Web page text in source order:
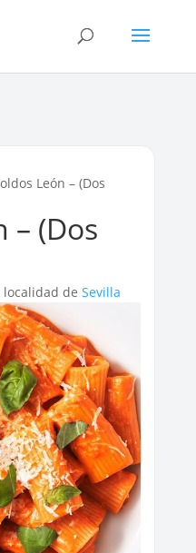
León – (Dos
– (Dos
localidad de Sevilla